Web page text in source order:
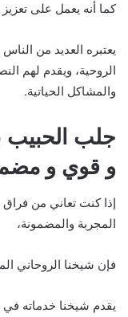
كما أنه يعمل على
يعتبره العديد من
الروحية، ويقدم لهم
والمشاكل الحياتية.
جلب الحبيب
و قوي و
إذا كنت تعاني من
المجربة والمضمونة،
فإن شيخنا الروحاني
يقدم شيخنا خدماته في